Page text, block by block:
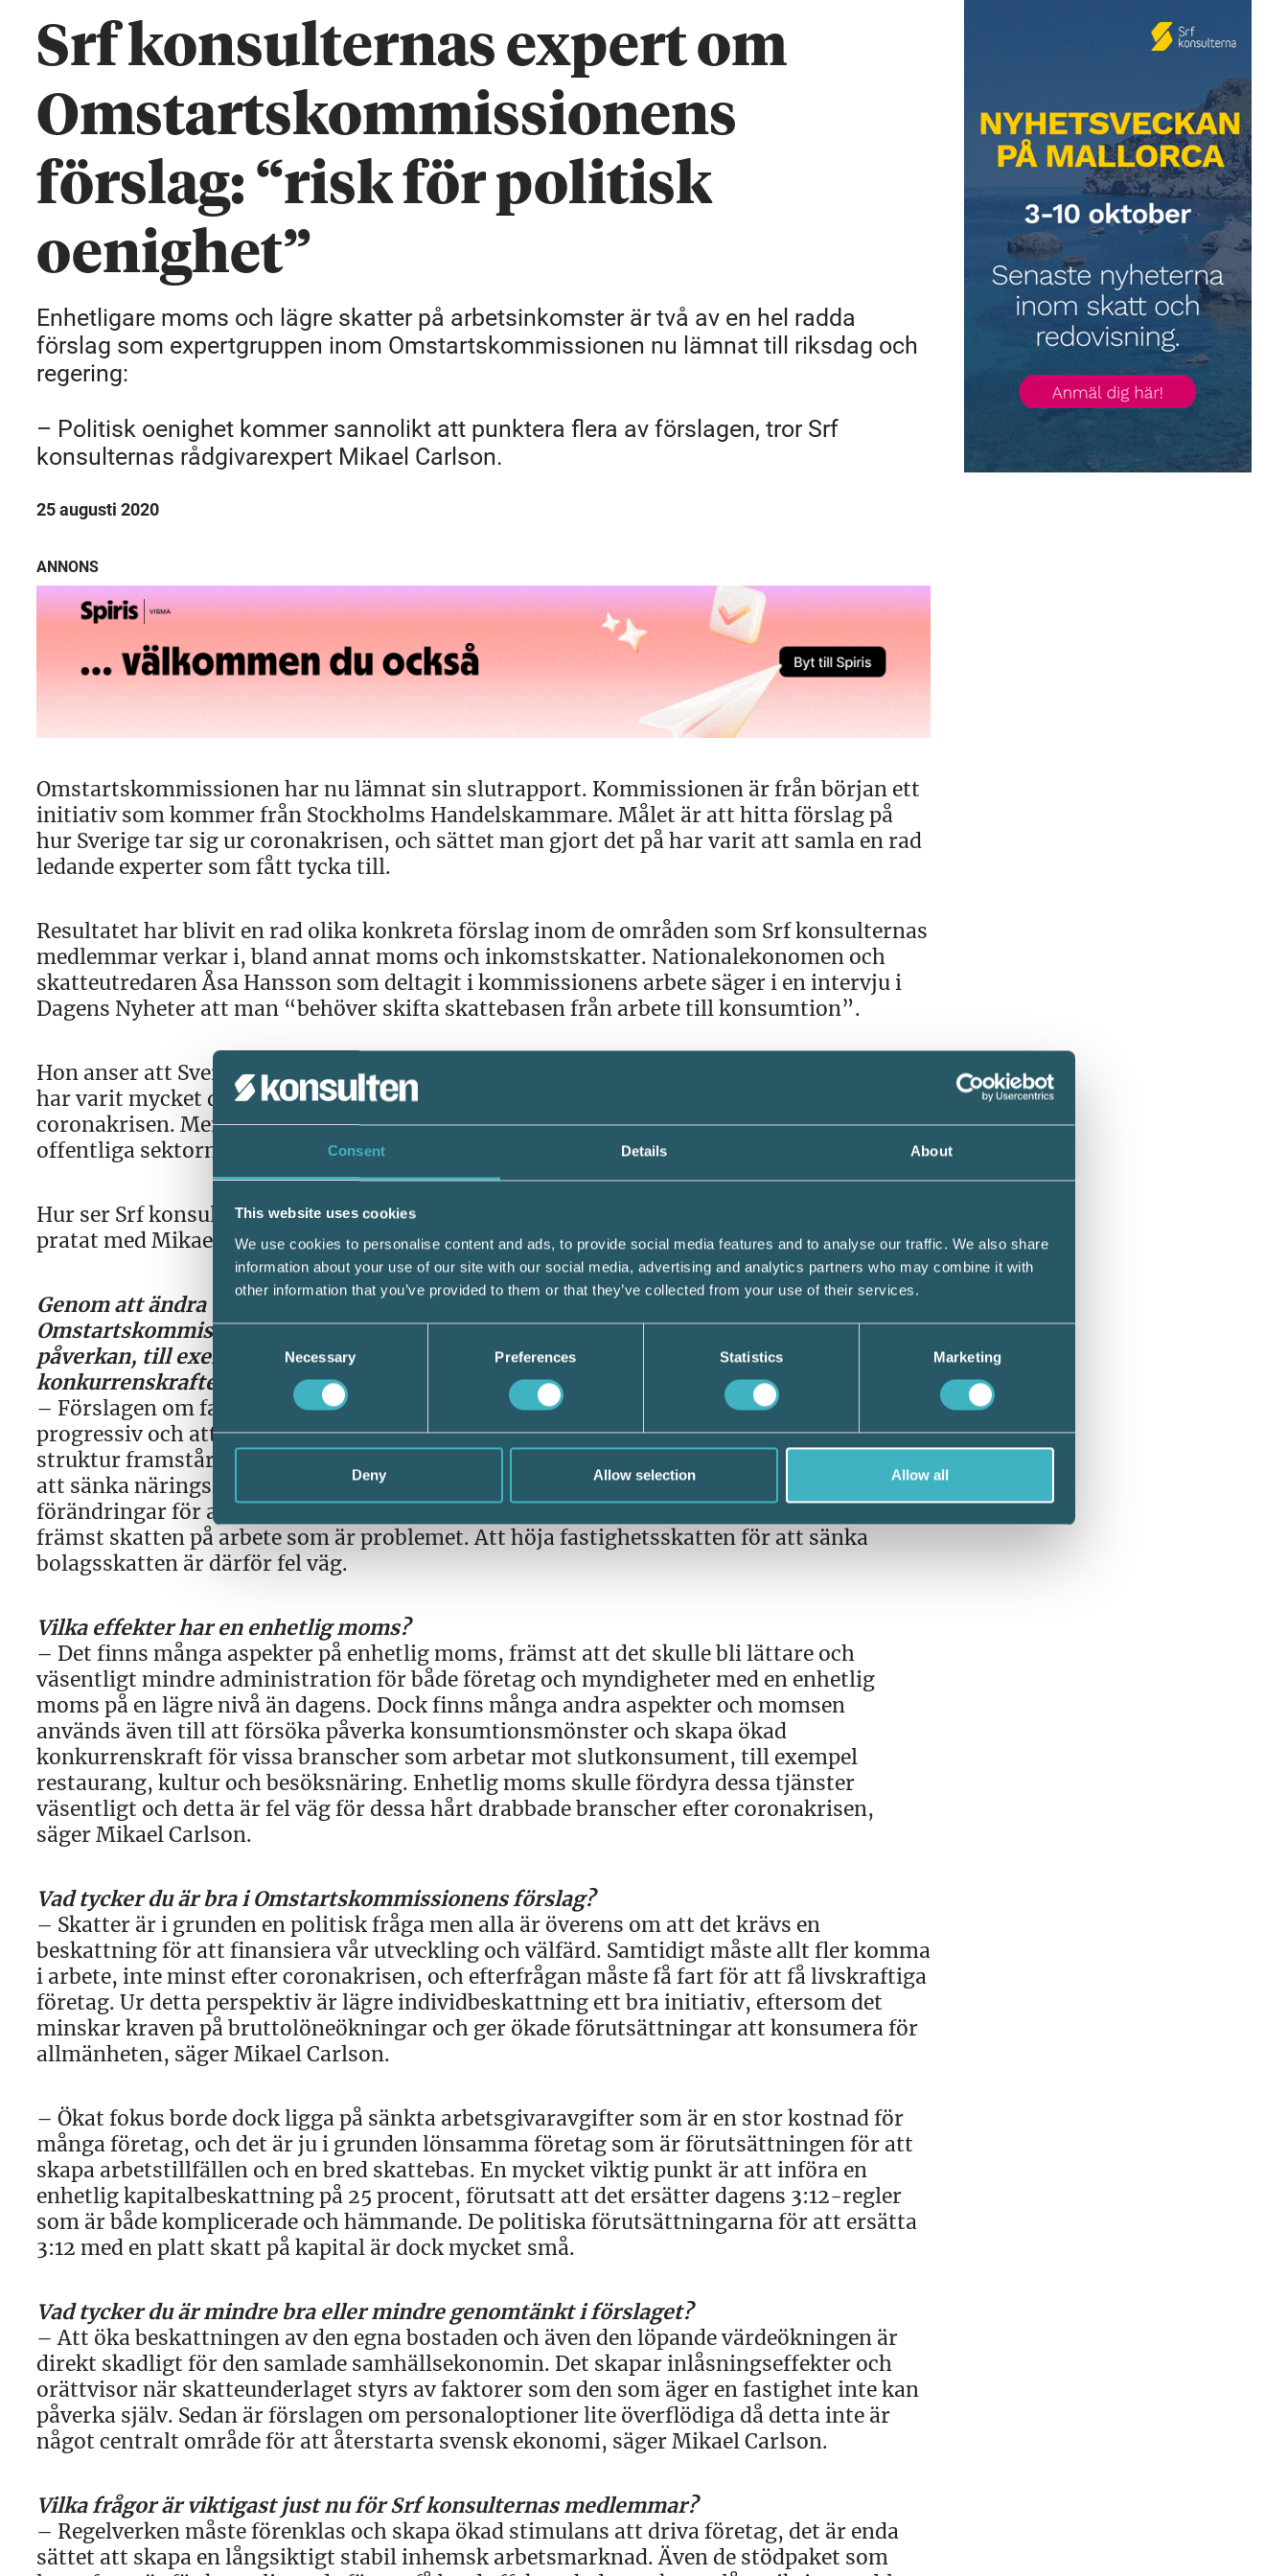
Consent Details About
This website uses cookies
We use cookies to personalise content and ads, to provide social media features and to analyse our traffic. We also share
information about your use of our site with our social media, advertising and analytics partners who may combine it with
other information that you’ve provided to them or that they’ve collected from your use of their services.
Consent
Necessary Preferences Statistics Marketing
Deny Allow selection Allow all
Srf konsulternas expert om
Omstartskommissionens
förslag: “risk för politisk
oenighet”
Enhetligare moms och lägre skatter på arbetsinkomster är två av en hel radda
förslag som expertgruppen inom Omstartskommissionen nu lämnat till riksdag och
regering:
– Politisk oenighet kommer sannolikt att punktera flera av förslagen, tror Srf
konsulternas rådgivarexpert Mikael Carlson.
25 augusti 2020
ANNONS
Omstartskommissionen har nu lämnat sin slutrapport. Kommissionen är från början ett
initiativ som kommer från Stockholms Handelskammare. Målet är att hitta förslag på
hur Sverige tar sig ur coronakrisen, och sättet man gjort det på har varit att samla en rad
ledande experter som fått tycka till.
Resultatet har blivit en rad olika konkreta förslag inom de områden som Srf konsulternas
medlemmar verkar i, bland annat moms och inkomstskatter. Nationalekonomen och
skatteutredaren Åsa Hansson som deltagit i kommissionens arbete säger i en intervju i
Dagens Nyheter att man “behöver skifta skattebasen från arbete till konsumtion”.
Hon anser att Sverige snart inte längre har råd att behålla nuvarande skattesystem: ”Det
har varit mycket diskussion om att vi behöver en övergripande skattereform långt innan
coronakrisen. Men det man kan säga är att coronakrisen sätter ytterligare press på den
offentliga sektorn” säger hon till Dagens Nyheter.
Hur ser Srf konsulterna på Omstartskommissionens förslag? Tidningen Konsulten har
pratat med Mikael Carlson, rådgivarexpert åt Srf konsulternas medlemmar.
Genom att ändra tillbaka fastighetsskatten till hur den såg ut före 2008 tror
Omstartskommissionen att det ska gå att sänka skatter på områden där de har större
påverkan, till exempel bolagsskatten, som bedöms vara hämmande för
konkurrenskraften? Vilka effekter har det?
– Förslagen om fastighetsskatt innebär bland annat att fastighetsskatten skulle göras
progressiv och att även löpande värdestegringar skulle kunna beskattas. En sådan
struktur framstår som politiskt ogenomförbar och därför behöver andra vägar skapas för
att sänka näringslivets skatter. Bolagsskatten är inte på så hög nivå att den kräver större
förändringar för att skapa ökad konkurrenskraft för det svenska näringslivet, utan det är
främst skatten på arbete som är problemet. Att höja fastighetsskatten för att sänka
bolagsskatten är därför fel väg.
Vilka effekter har en enhetlig moms?
– Det finns många aspekter på enhetlig moms, främst att det skulle bli lättare och
väsentligt mindre administration för både företag och myndigheter med en enhetlig
moms på en lägre nivå än dagens. Dock finns många andra aspekter och momsen
används även till att försöka påverka konsumtionsmönster och skapa ökad
konkurrenskraft för vissa branscher som arbetar mot slutkonsument, till exempel
restaurang, kultur och besöksnäring. Enhetlig moms skulle fördyra dessa tjänster
väsentligt och detta är fel väg för dessa hårt drabbade branscher efter coronakrisen,
säger Mikael Carlson.
Vad tycker du är bra i Omstartskommissionens förslag?
– Skatter är i grunden en politisk fråga men alla är överens om att det krävs en
beskattning för att finansiera vår utveckling och välfärd. Samtidigt måste allt fler komma
i arbete, inte minst efter coronakrisen, och efterfrågan måste få fart för att få livskraftiga
företag. Ur detta perspektiv är lägre individbeskattning ett bra initiativ, eftersom det
minskar kraven på bruttolöneökningar och ger ökade förutsättningar att konsumera för
allmänheten, säger Mikael Carlson.
– Ökat fokus borde dock ligga på sänkta arbetsgivaravgifter som är en stor kostnad för
många företag, och det är ju i grunden lönsamma företag som är förutsättningen för att
skapa arbetstillfällen och en bred skattebas. En mycket viktig punkt är att införa en
enhetlig kapitalbeskattning på 25 procent, förutsatt att det ersätter dagens 3:12-regler
som är både komplicerade och hämmande. De politiska förutsättningarna för att ersätta
3:12 med en platt skatt på kapital är dock mycket små.
Vad tycker du är mindre bra eller mindre genomtänkt i förslaget?
– Att öka beskattningen av den egna bostaden och även den löpande värdeökningen är
direkt skadligt för den samlade samhällsekonomin. Det skapar inlåsningseffekter och
orättvisor när skatteunderlaget styrs av faktorer som den som äger en fastighet inte kan
påverka själv. Sedan är förslagen om personaloptioner lite överflödiga då detta inte är
något centralt område för att återstarta svensk ekonomi, säger Mikael Carlson.
Vilka frågor är viktigast just nu för Srf konsulternas medlemmar?
– Regelverken måste förenklas och skapa ökad stimulans att driva företag, det är enda
sättet att skapa en långsiktigt stabil inhemsk arbetsmarknad. Även de stödpaket som